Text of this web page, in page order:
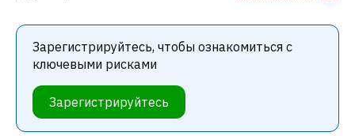
Зарегистрируйтесь, чтобы ознакомиться с
ключевыми рисками
Зарегистрируйтесь